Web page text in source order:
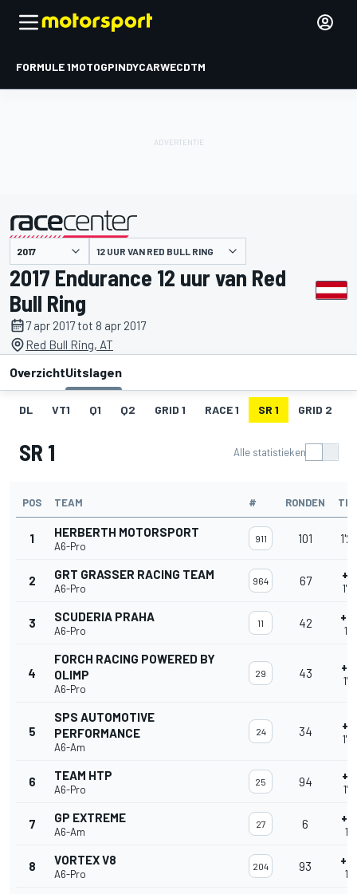
FORMULE 1MOTOGPINDYCARWECDTM
gepresenteerd door 12 UUR VAN RED BULL RING
2017 Endurance 12 uur van Red
Bull Ring
7 apr 2017 tot 8 apr 2017
Red Bull Ring, AT
OverzichtUitslagen
DL VT1 Q1 Q2 GRID 1 RACE 1 SR 1 GRID 2
SR 1 Alle statistieken
POS TEAM # RONDEN
1 HERBERTH MOTORSPORT
A6-Pro
911 101
2 GRT GRASSER RACING TEAM
A6-Pro
964 67
3 SCUDERIA PRAHA
A6-Pro
11 42
4
FORCH RACING POWERED BY
OLIMP
A6-Pro
29 43
5
SPS AUTOMOTIVE
PERFORMANCE
A6-Am
24 34
6 TEAM HTP
A6-Pro
25 94
7 GP EXTREME
A6-Am
27 6
8 VORTEX V8
A6-Pro
204 93